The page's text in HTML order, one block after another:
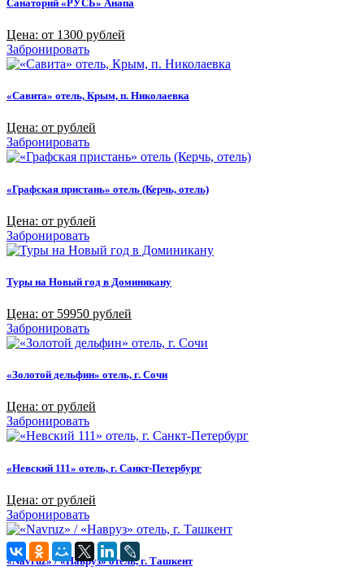
Санаторий «РУСЬ» Анапа
Цена: от 1300 рублей
Забронировать
«Савита» отель, Крым, п. Николаевка
Цена: от рублей
Забронировать
«Графская пристань» отель (Керчь, отель)
Цена: от рублей
Забронировать
Туры на Новый год в Доминикану
Цена: от 59950 рублей
Забронировать
«Золотой дельфин» отель, г. Сочи
Цена: от рублей
Забронировать
«Невский 111» отель, г. Санкт-Петербург
Цена: от рублей
Забронировать
«Navruz» / «Навруз» отель, г. Ташкент